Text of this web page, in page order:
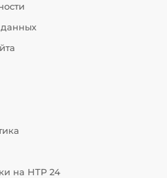
на НТР 24